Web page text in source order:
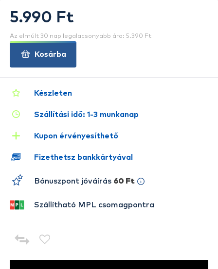
Készleten
Szállítási idő: 1-3 munkanap
Kupon érvényesíthető
Fizethetsz bankkártyával
Bónuszpont jóváírás 60 Ft
Szállítható MPL csomagpontra
5.990 Ft
Az elmúlt 30 nap legalacsonyabb ára: 5.390 Ft
Kosárba